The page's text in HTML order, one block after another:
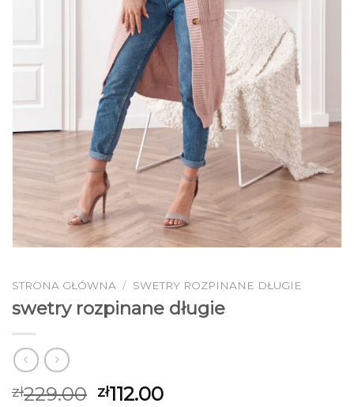
STRONA GŁÓWNA / SWETRY ROZPINANE DŁUGIE
swetry rozpinane długie
zł229.00 zł112.00